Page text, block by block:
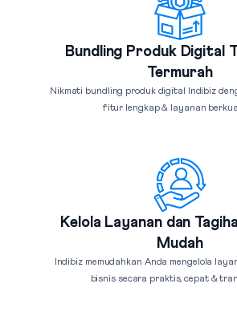
Bundling Produk Digital
Termurah
Nikmati bundling produk digital Indibiz
fitur lengkap & layanan
Kelola Layanan dan
Mudah
Indibiz memudahkan Anda mengelola
bisnis secara praktis, cepat &